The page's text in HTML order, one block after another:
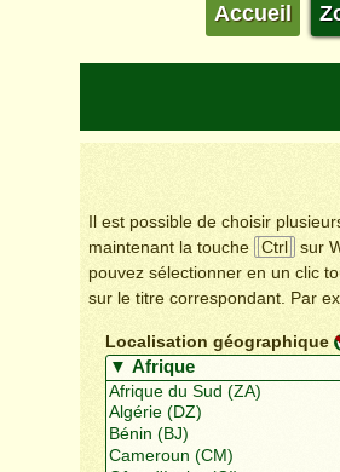
Accueil
Il est possible de choisir
maintenant la touche
Ctrl sur
pouvez sélectionner en un clic
sur le titre correspondant. Par
Localisation géographique